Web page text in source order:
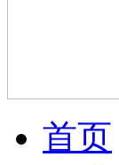
首页